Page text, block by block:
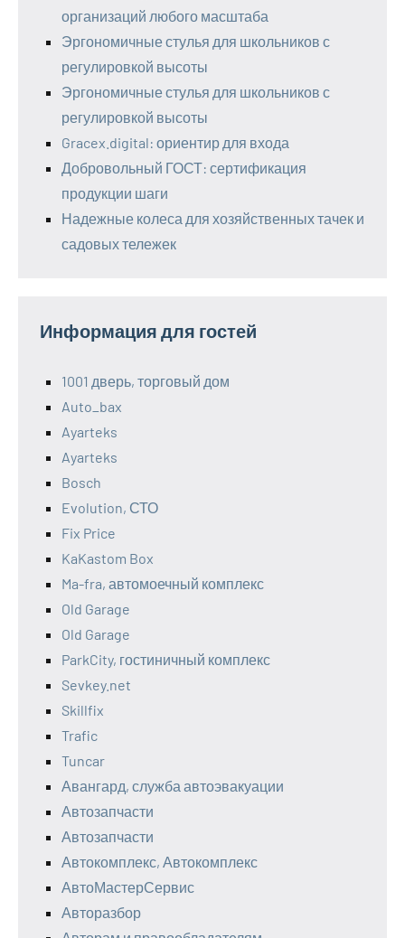
организаций любого масштаба
Эргономичные стулья для школьников с
регулировкой высоты
Эргономичные стулья для школьников с
регулировкой высоты
Gracex.digital: ориентир для входа
Добровольный ГОСТ: сертификация
продукции шаги
Надежные колеса для хозяйственных тачек и
садовых тележек
Информация для гостей
1001 дверь, торговый дом
Auto_bax
Ayarteks
Ayarteks
Bosch
Evolution, СТО
Fix Price
KaKastom Box
Ma-fra, автомоечный комплекс
Old Garage
Old Garage
ParkCity, гостиничный комплекс
Sevkey.net
Skillfix
Trafic
Tuncar
Авангард, служба автоэвакуации
Автозапчасти
Автозапчасти
Автокомплекс, Автокомплекс
АвтоМастерСервис
Авторазбор